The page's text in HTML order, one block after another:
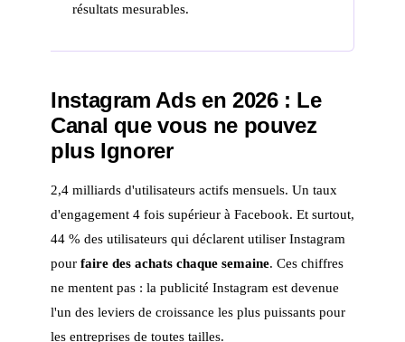
résultats mesurables.
Instagram Ads en 2026 : Le
Canal que vous ne pouvez
plus Ignorer
2,4 milliards d'utilisateurs actifs mensuels. Un taux
d'engagement 4 fois supérieur à Facebook. Et surtout,
44 % des utilisateurs qui déclarent utiliser Instagram
pour faire des achats chaque semaine. Ces chiffres
ne mentent pas : la publicité Instagram est devenue
l'un des leviers de croissance les plus puissants pour
les entreprises de toutes tailles.